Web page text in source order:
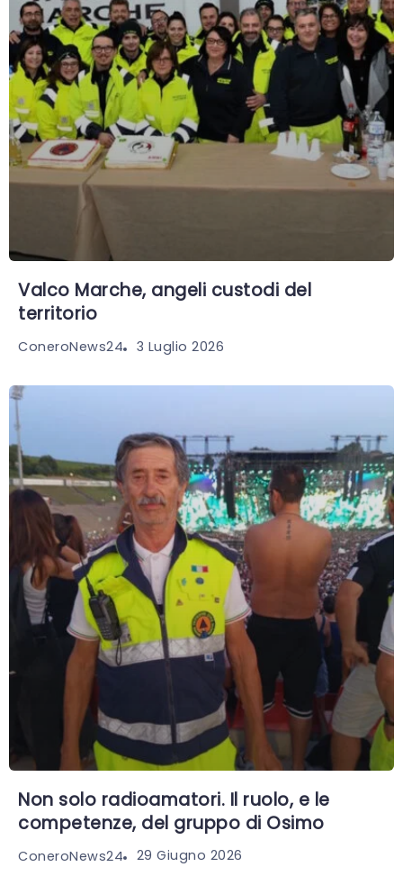
Valco Marche, angeli custodi del
territorio
ConeroNews24 3 Luglio 2026
Non solo radioamatori. Il ruolo, e le
competenze, del gruppo di Osimo
ConeroNews24 29 Giugno 2026